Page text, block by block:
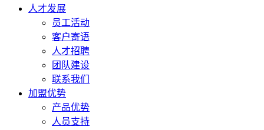
人才发展
员工活动
客户寄语
人才招聘
团队建设
联系我们
加盟优势
产品优势
人员支持